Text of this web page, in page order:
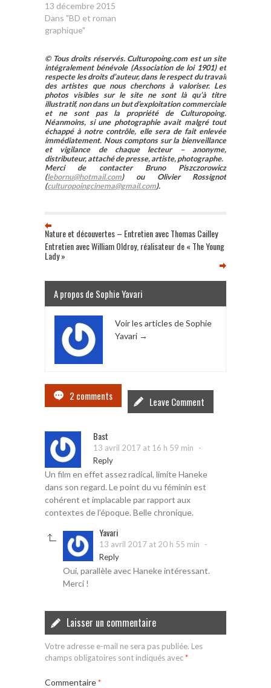
13 décembre 2015
Dans "BD et roman
graphique"
© Tous droits réservés. Culturopoing.com est un site
intégralement bénévole (Association de loi 1901) et
respecte les droits d’auteur, dans le respect du travail
des artistes que nous cherchons à valoriser. Les
photos visibles sur le site ne sont là qu’à titre
illustratif, non dans un but d’exploitation commerciale
et ne sont pas la propriété de Culturopoing.
Néanmoins, si une photographie avait malgré tout
échappé à notre contrôle, elle sera de fait enlevée
immédiatement. Nous comptons sur la bienveillance
et vigilance de chaque lecteur – anonyme,
distributeur, attaché de presse, artiste, photographe.
Merci de contacter Bruno Piszczorowicz
(lebornu@hotmail.com) ou Olivier Rossignot
(culturopoingcinema@gmail.com).
Nature et découvertes – Entretien avec Thomas Cailley
Entretien avec William Oldroy, réalisateur de « The Young
Lady »
A propos de Sophie Yavari
Voir les articles de Sophie
Yavari →
2 comments Leave Comment
Bast
13 avril 2017 at 16 h 59 min -
Reply
Un film en effet assez radical, limite Haneke
dans son regard. Le point du vu féminin est
cohérent et implacable par rapport aux
contextes de l’époque. Belle chronique.
Yavari
13 avril 2017 at 20 h 55 min -
Reply
Oui, parallèle avec Haneke intéressant.
Merci !
Laisser un commentaire
Votre adresse e-mail ne sera pas publiée. Les
champs obligatoires sont indiqués avec*
Commentaire*